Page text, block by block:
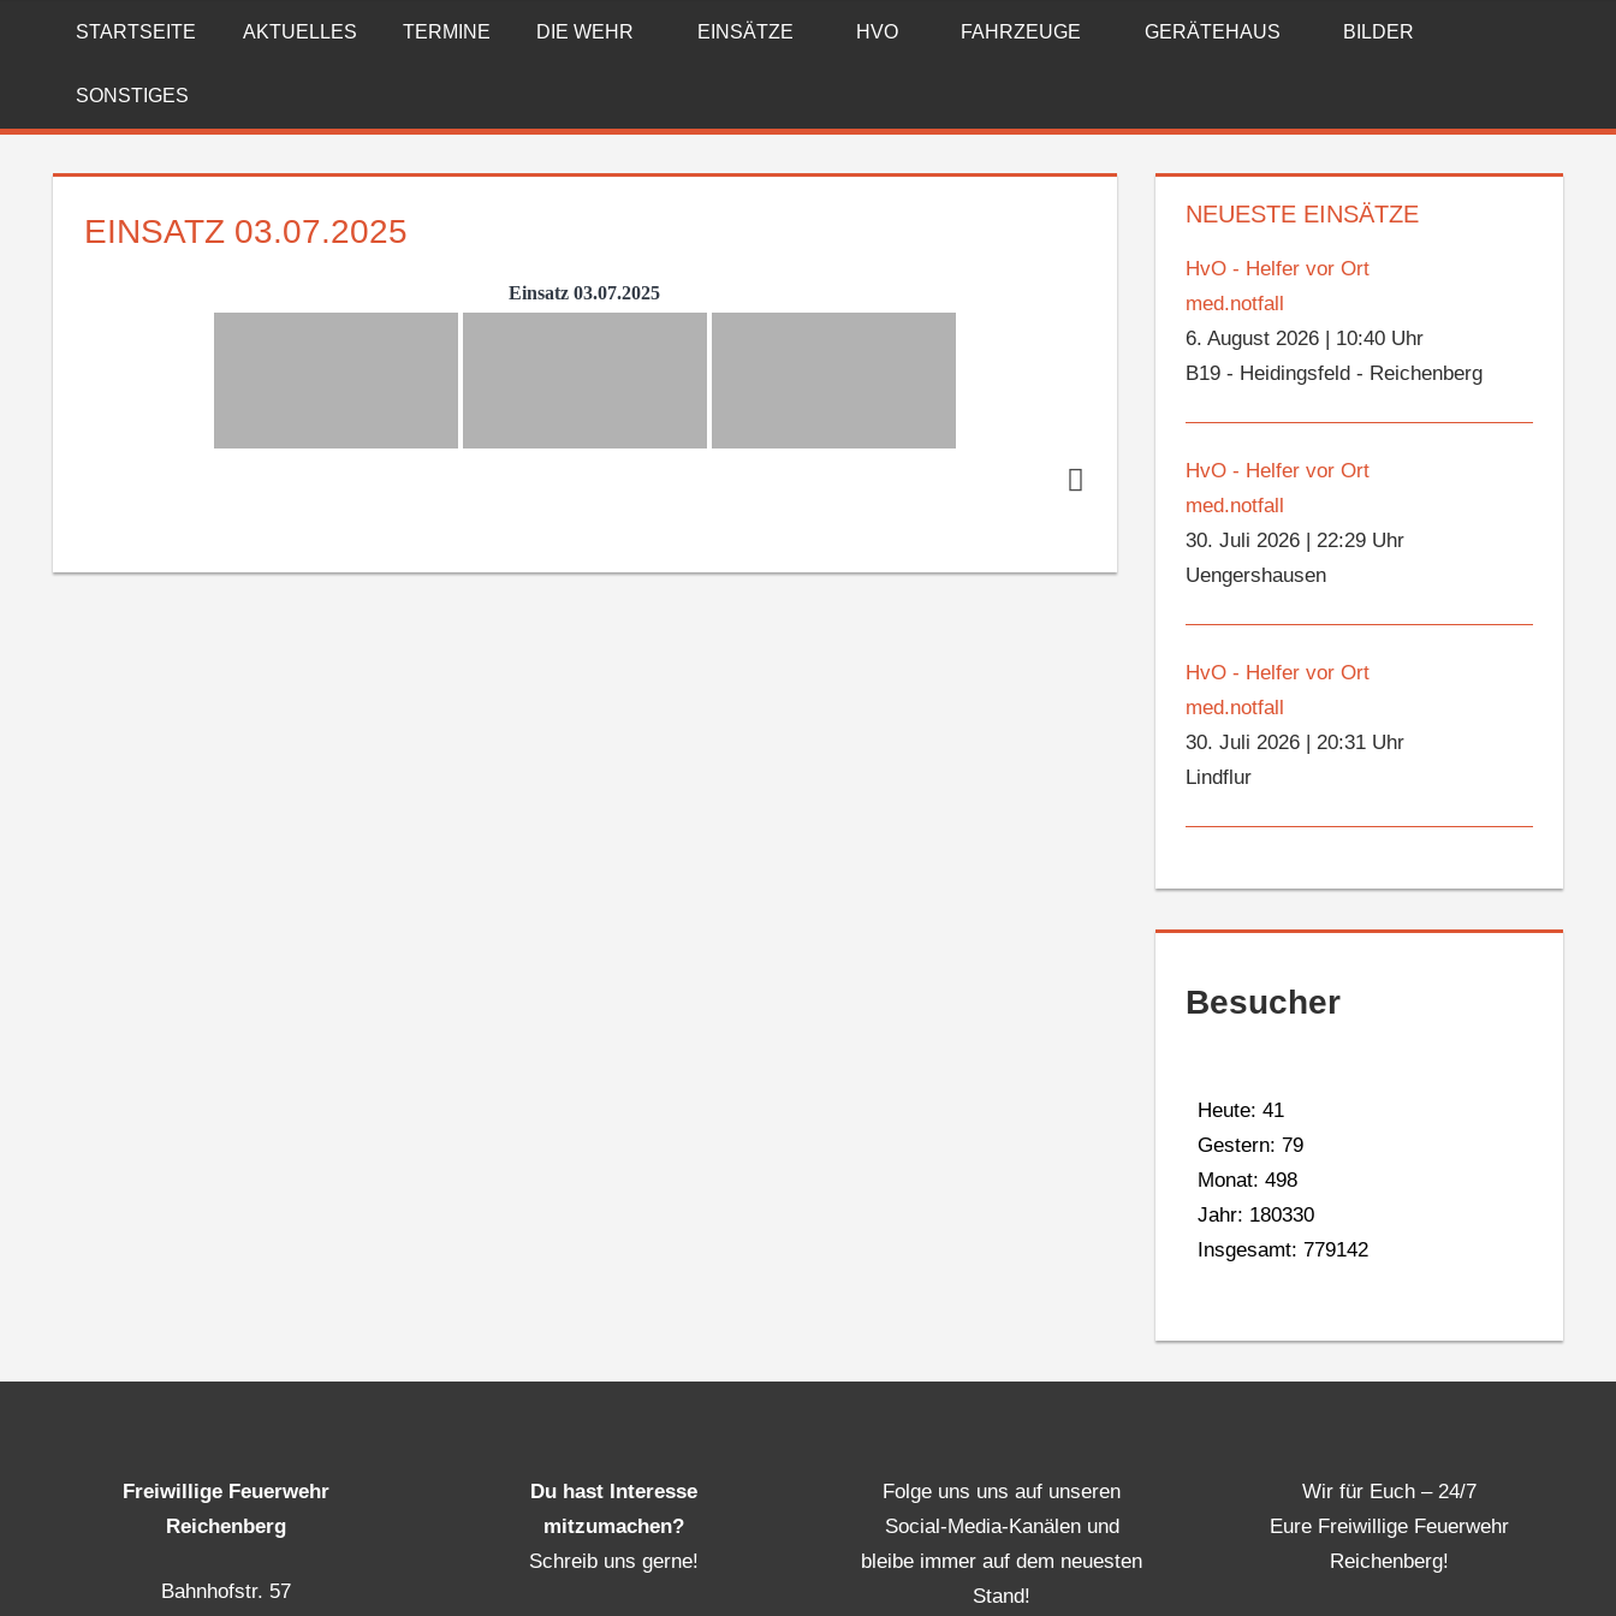
FREIWILLIGE
FEUERWEHR
REICHENBERG
STARTSEITE AKTUELLES TERMINE DIE WEHR EINSÄTZE HVO FAHRZEUGE GERÄTEHAUS BILDER
SONSTIGES
EINSATZ 03.07.2025
Einsatz 03.07.2025
NEUESTE EINSÄTZE
HvO - Helfer vor Ort
med.notfall
6. August 2026
10:40 Uhr
B19 - Heidingsfeld - Reichenberg
HvO - Helfer vor Ort
med.notfall
30. Juli 2026 |22:29 Uhr
Uengershausen
HvO - Helfer vor Ort
med.notfall
30. Juli 2026 |20:31 Uhr
Lindflur
Besucher
Heute: 41
Gestern: 79
Monat: 498
Jahr: 180330
Insgesamt: 779142
Freiwillige Feuerwehr
Reichenberg
Bahnhofstr. 57
Du hast Interesse
mitzumachen?
Schreib uns gerne!
Folge uns uns auf unseren
Social-Media-Kanälen und
bleibe immer auf dem neuesten
Stand!
Wir für Euch – 24/7
Eure Freiwillige Feuerwehr
Reichenberg!